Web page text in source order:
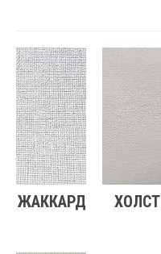
ЖАККАРД ХОЛСТ